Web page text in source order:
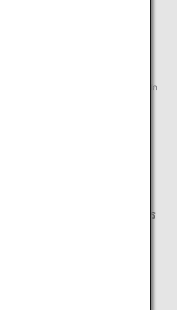
รถไปต่อเครื่องได้ทันเวลาและต้องการที่พัก
งสนามบินปลายทางช้าเนื่องจากเที่ยวบิน
วบิน ฯลฯ เราจะชดเชยค่าที่พักให้ท่าน
เยน)
งมาถึงช้าหลังจากเที่ยวบิน
ารที่พักเนื่องจากขนส่ง
ำหนดเวลาไม่พร้อมให้บริการ